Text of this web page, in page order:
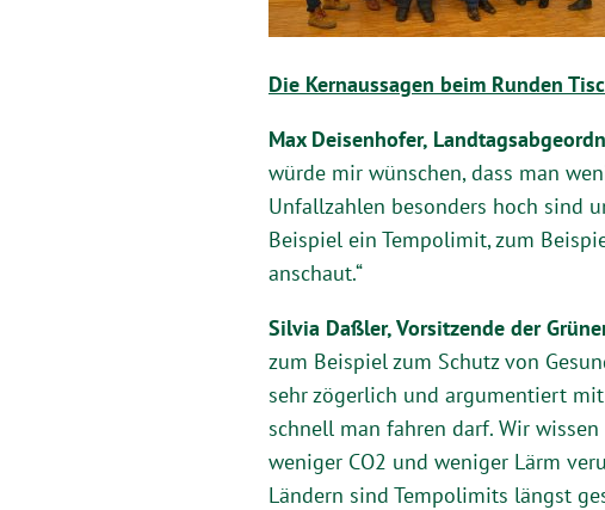
Die Kernaussagen beim Runden
Max Deisenhofer,
würde mir wünschen, dass man
Unfallzahlen besonders hoch sind
Beispiel ein Tempolimit, zum
anschaut.“
Silvia Daßler, Vorsitzende der
zum Beispiel zum Schutz von
sehr zögerlich und argumentiert
schnell man fahren darf. Wir
weniger CO2 und weniger Lärm
Ländern sind Tempolimits längst